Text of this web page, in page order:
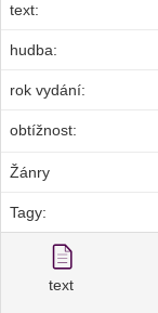
text:
hudba:
rok vydání:
obtížnost:
Žánry
Tagy:
text